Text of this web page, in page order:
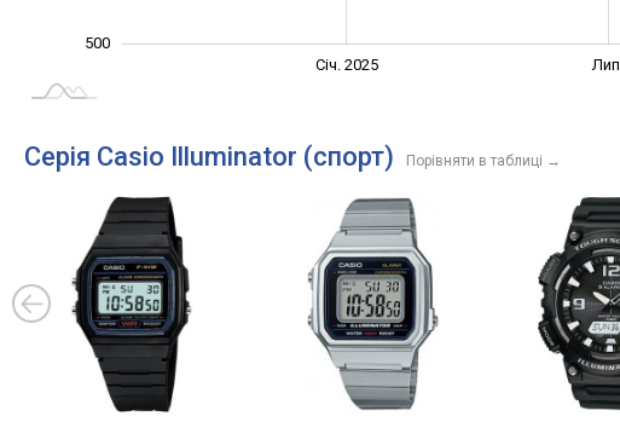
500
Січ. 2025 Лип.
Серія Casio Illuminator (спорт) Порівняти в таблиці →